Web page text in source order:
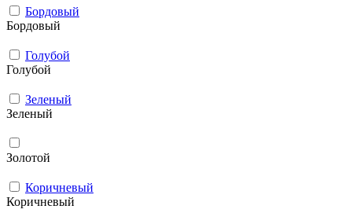
Бордовый
Бордовый
Голубой
Голубой
Зеленый
Зеленый
Золотой
Коричневый
Коричневый